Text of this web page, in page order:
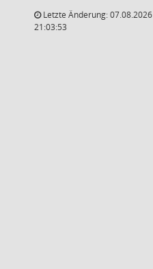
Letzte Änderung: 07.08.2026
21:03:53